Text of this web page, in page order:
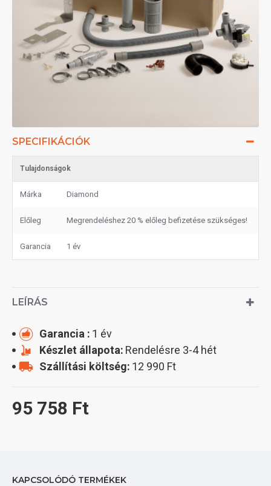
SPECIFIKÁCIÓK
Tulajdonságok
Márka Diamond
Előleg Megrendeléshez 20 % előleg befizetése szükséges!
Garancia 1 év
LEÍRÁS
95 758 Ft
Garancia : 1 év
Készlet állapota: Rendelésre 3-4 hét
Szállítási költség: 12 990 Ft
KAPCSOLÓDÓ TERMÉKEK